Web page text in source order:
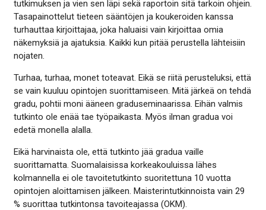
tutkimuksen ja vien sen läpi sekä raportoin sitä tarkoin ohjein.
Tasapainottelut tieteen sääntöjen ja koukeroiden kanssa
turhauttaa kirjoittajaa, joka haluaisi vain kirjoittaa omia
näkemyksiä ja ajatuksia. Kaikki kun pitää perustella lähteisiin
nojaten.
Turhaa, turhaa, monet toteavat. Eikä se riitä perusteluksi, että
se vain kuuluu opintojen suorittamiseen. Mitä järkeä on tehdä
gradu, pohtii moni ääneen graduseminaarissa. Eihän valmis
tutkinto ole enää tae työpaikasta. Myös ilman gradua voi
edetä monella alalla.
Eikä harvinaista ole, että tutkinto jää gradua vaille
suorittamatta. Suomalaisissa korkeakouluissa lähes
kolmannella ei ole tavoitetutkinto suoritettuna 10 vuotta
opintojen aloittamisen jälkeen. Maisterintutkinnoista vain 29
% suorittaa tutkintonsa tavoiteajassa (OKM).